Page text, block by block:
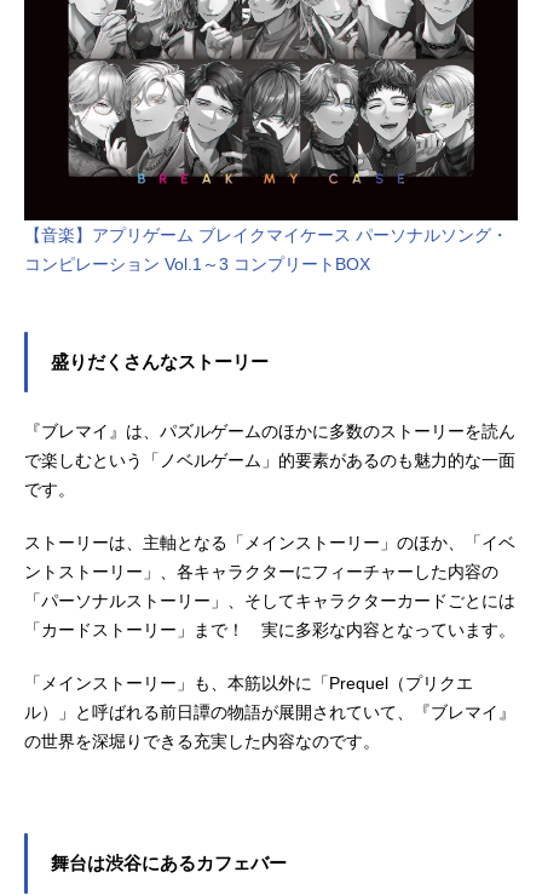
【音楽】アプリゲーム ブレイクマイケース パーソナルソング・
コンピレーション Vol.1～3 コンプリートBOX
盛りだくさんなストーリー
『ブレマイ』は、パズルゲームのほかに多数のストーリーを読ん
で楽しむという「ノベルゲーム」的要素があるのも魅力的な一面
です。
ストーリーは、主軸となる「メインストーリー」のほか、「イベ
ントストーリー」、各キャラクターにフィーチャーした内容の
「パーソナルストーリー」、そしてキャラクターカードごとには
「カードストーリー」まで！ 実に多彩な内容となっています。
「メインストーリー」も、本筋以外に「Prequel（プリクエ
ル）」と呼ばれる前日譚の物語が展開されていて、『ブレマイ』
の世界を深堀りできる充実した内容なのです。
舞台は渋谷にあるカフェバー